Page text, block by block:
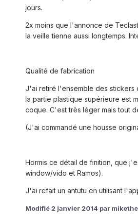
jours.
2x moins que l'annonce de
la veille tienne aussi longtemps.
Qualité de fabrication
J'ai retiré l'ensemble des stickers
la partie plastique supérieure est
coque. C'est très léger mais tout
(J'ai commandé une housse
Hormis ce détail de finition, que
window/vido et Ramos).
J'ai refait un antutu en utilisant
Modifié 2 janvier 2014 par